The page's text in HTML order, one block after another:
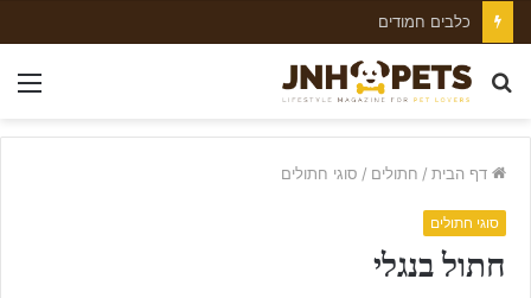
כלב וויפט
חפש
דף הבית / חתולים / סוגי חתולים
סוגי חתולים
חתול בנגלי